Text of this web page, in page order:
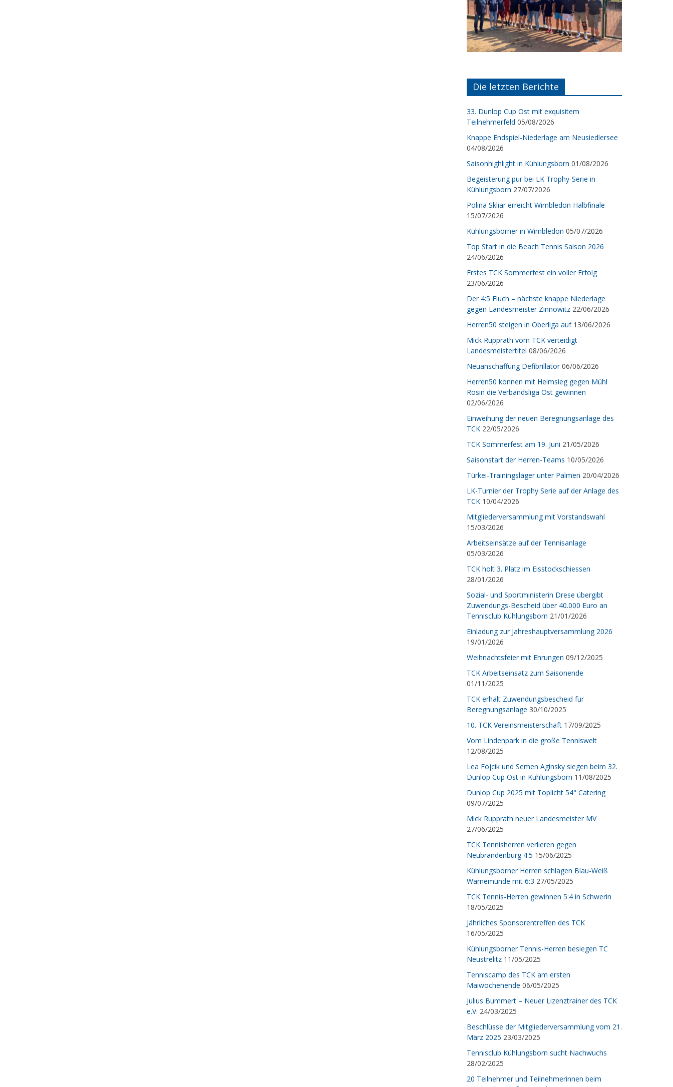
Die letzten Berichte
33. Dunlop Cup Ost mit exquisitem
Teilnehmerfeld 05/08/2026
Knappe Endspiel-Niederlage am Neusiedlersee
04/08/2026
Saisonhighlight in Kühlungsborn 01/08/2026
Begeisterung pur bei LK Trophy-Serie in
Kühlungsborn 27/07/2026
Polina Skliar erreicht Wimbledon Halbfinale
15/07/2026
Kühlungsborner in Wimbledon 05/07/2026
Top Start in die Beach Tennis Saison 2026
24/06/2026
Erstes TCK Sommerfest ein voller Erfolg
23/06/2026
Der 4:5 Fluch – nächste knappe Niederlage
gegen Landesmeister Zinnowitz 22/06/2026
Herren50 steigen in Oberliga auf 13/06/2026
Mick Rupprath vom TCK verteidigt
Landesmeistertitel 08/06/2026
Neuanschaffung Defibrillator 06/06/2026
Herren50 können mit Heimsieg gegen Mühl
Rosin die Verbandsliga Ost gewinnen
02/06/2026
Einweihung der neuen Beregnungsanlage des
TCK 22/05/2026
TCK Sommerfest am 19. Juni 21/05/2026
Saisonstart der Herren-Teams 10/05/2026
Türkei-Trainingslager unter Palmen 20/04/2026
LK-Turnier der Trophy Serie auf der Anlage des
TCK 10/04/2026
Mitgliederversammlung mit Vorstandswahl
15/03/2026
Arbeitseinsätze auf der Tennisanlage
05/03/2026
TCK holt 3. Platz im Eisstockschiessen
28/01/2026
Sozial- und Sportministerin Drese übergibt
Zuwendungs-Bescheid über 40.000 Euro an
Tennisclub Kühlungsborn 21/01/2026
Einladung zur Jahreshauptversammlung 2026
19/01/2026
Weihnachtsfeier mit Ehrungen 09/12/2025
TCK Arbeitseinsatz zum Saisonende
01/11/2025
TCK erhält Zuwendungsbescheid für
Beregnungsanlage 30/10/2025
10. TCK Vereinsmeisterschaft 17/09/2025
Vom Lindenpark in die große Tenniswelt
12/08/2025
Lea Fojcik und Semen Aginsky siegen beim 32.
Dunlop Cup Ost in Kühlungsborn 11/08/2025
Dunlop Cup 2025 mit Toplicht 54° Catering
09/07/2025
Mick Rupprath neuer Landesmeister MV
27/06/2025
TCK Tennisherren verlieren gegen
Neubrandenburg 4:5 15/06/2025
Kühlungsborner Herren schlagen Blau-Weiß
Warnemünde mit 6:3 27/05/2025
TCK Tennis-Herren gewinnen 5:4 in Schwerin
18/05/2025
Jährliches Sponsorentreffen des TCK
16/05/2025
Kühlungsborner Tennis-Herren besiegen TC
Neustrelitz 11/05/2025
Tenniscamp des TCK am ersten
Maiwochenende 06/05/2025
Julius Bummert – Neuer Lizenztrainer des TCK
e.V. 24/03/2025
Beschlüsse der Mitgliederversammlung vom 21.
März 2025 23/03/2025
Tennisclub Kühlungsborn sucht Nachwuchs
28/02/2025
20 Teilnehmer und Teilnehmerinnen beim